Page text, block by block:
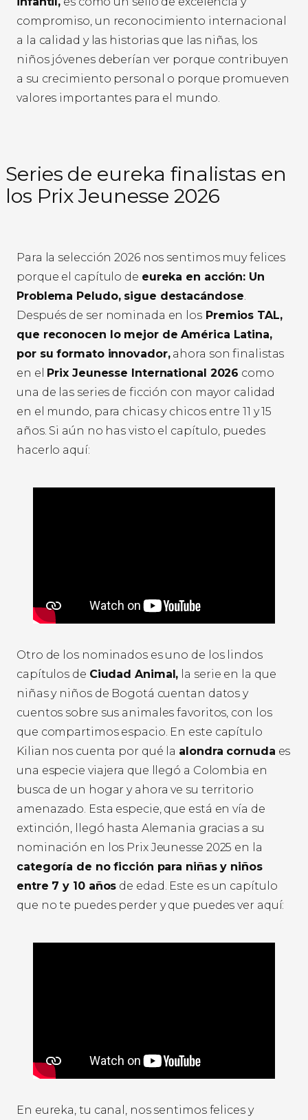
compromiso, un reconocimiento internacional
a la calidad y las historias que las niñas, los
niños jóvenes deberían ver porque contribuyen
a su crecimiento personal o porque promueven
valores importantes para el mundo.
Series de eureka finalistas en
los Prix Jeunesse 2026
Para la selección 2026 nos sentimos muy felices
porque el capítulo de eureka en acción: Un
Problema Peludo, sigue destacándose.
Después de ser nominada en los Premios TAL,
que reconocen lo mejor de América Latina,
por su formato innovador,ahora son finalistas
en el
Prix Jeunesse International 2026 como
una de las series de ficción con mayor calidad
en el mundo, para chicas y chicos entre 11 y 15
años. Si aún no has visto el capítulo, puedes
hacerlo aquí:
Otro de los nominados es uno de los lindos
capítulos de Ciudad Animal, la serie en la que
niñas y niños de Bogotá cuentan datos y
cuentos sobre sus animales favoritos, con los
que compartimos espacio. En este capítulo
Kilian nos cuenta por qué la alondra cornuda es
una especie viajera que llegó a Colombia en
busca de un hogar y ahora ve su territorio
amenazado. Esta especie, que está en vía de
extinción, llegó hasta Alemania gracias a su
nominación en los Prix Jeunesse 2025 en la
categoría de no ficción para niñas y niños
entre 7 y 10 años de edad. Este es un capítulo
que no te puedes perder y que puedes ver aquí:
En eureka, tu canal, nos sentimos felices y